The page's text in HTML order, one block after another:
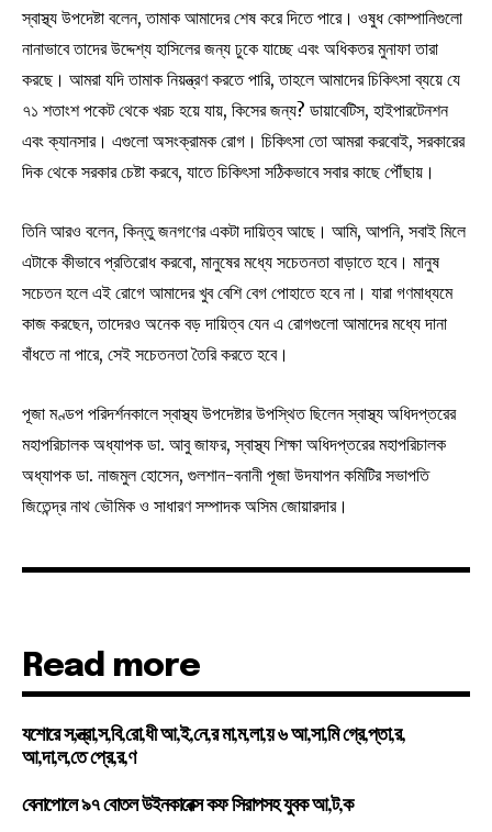
স্বাস্থ্য উপদেষ্টা বলেন, তামাক আমাদের শেষ করে দিতে পারে। ওষুধ কোম্পানিগুলো
নানাভাবে তাদের উদ্দেশ্য হাসিলের জন্য ঢুকে যাচ্ছে এবং অধিকতর মুনাফা তারা
করছে। আমরা যদি তামাক নিয়ন্ত্রণ করতে পারি, তাহলে আমাদের চিকিৎসা ব্যয়ে যে
৭১ শতাংশ পকেট থেকে খরচ হয়ে যায়, কিসের জন্য? ডায়াবেটিস, হাইপারটেনশন
এবং ক্যানসার। এগুলো অসংক্রামক রোগ। চিকিৎসা তো আমরা করবোই, সরকারের
দিক থেকে সরকার চেষ্টা করবে, যাতে চিকিৎসা সঠিকভাবে সবার কাছে পৌঁছায়।
তিনি আরও বলেন, কিন্তু জনগণের একটা দায়িত্ব আছে। আমি, আপনি, সবাই মিলে
এটাকে কীভাবে প্রতিরোধ করবো, মানুষের মধ্যে সচেতনতা বাড়াতে হবে। মানুষ
সচেতন হলে এই রোগে আমাদের খুব বেশি বেগ পোহাতে হবে না। যারা গণমাধ্যমে
কাজ করছেন, তাদেরও অনেক বড় দায়িত্ব যেন এ রোগগুলো আমাদের মধ্যে দানা
বাঁধতে না পারে, সেই সচেতনতা তৈরি করতে হবে।
পূজা মণ্ডপ পরিদর্শনকালে স্বাস্থ্য উপদেষ্টার উপস্থিত ছিলেন স্বাস্থ্য অধিদপ্তরের
মহাপরিচালক অধ্যাপক ডা. আবু জাফর, স্বাস্থ্য শিক্ষা অধিদপ্তরের মহাপরিচালক
অধ্যাপক ডা. নাজমুল হোসেন, গুলশান-বনানী পূজা উদযাপন কমিটির সভাপতি
জিতেন্দ্র নাথ ভৌমিক ও সাধারণ সম্পাদক অসিম জোয়ারদার।
Read more
যশোরে স,ন্ত্রা,স,বি,রো,ধী আ,ই,নে,র মা,ম,লা,য় ৬ আ,সা,মি গ্রে,প্তা,র,
আ,দা,ল,তে প্রে,র,ণ
বেনাপোলে ৯৭ বোতল উইনকারেক্স কফ সিরাপসহ যুবক আ,ট,ক